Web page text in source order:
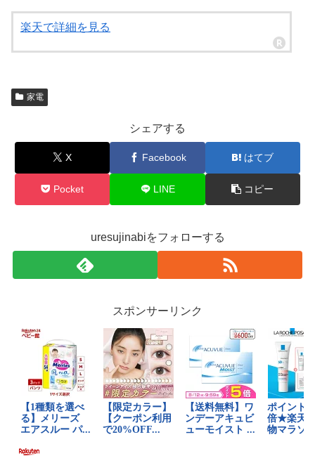
楽天で詳細を見る
家電
シェアする
X Facebook はてブ
Pocket LINE コピー
uresujinabiをフォローする
スポンサーリンク